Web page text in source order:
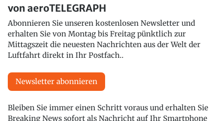
von aeroTELEGRAPH
Abonnieren Sie unseren kostenlosen Newsletter und
erhalten Sie von Montag bis Freitag pünktlich zur
Mittagszeit die neuesten Nachrichten aus der Welt der
Luftfahrt direkt in Ihr Postfach..
Newsletter abonnieren
Bleiben Sie immer einen Schritt voraus und erhalten Sie
Breaking News sofort als Nachricht auf Ihr Smartphone